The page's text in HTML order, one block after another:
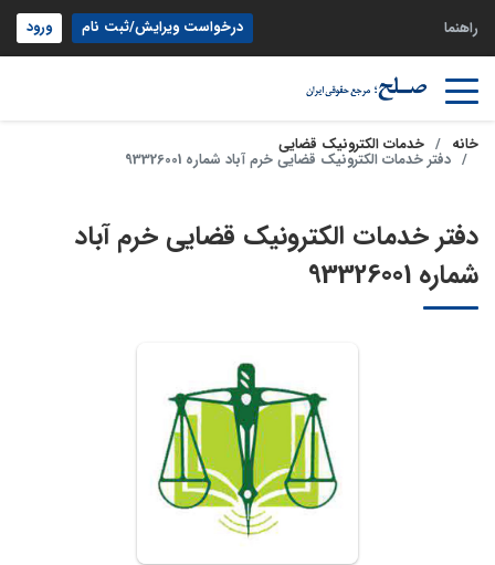
راهنما درخواست ویرایش/ثبت نام ورود
خانه خدمات الکترونیک قضایی
دفتر خدمات الکترونیک قضایی خرم آباد شماره 93326001
دفتر خدمات الکترونیک قضایی خرم آباد
شماره 93326001